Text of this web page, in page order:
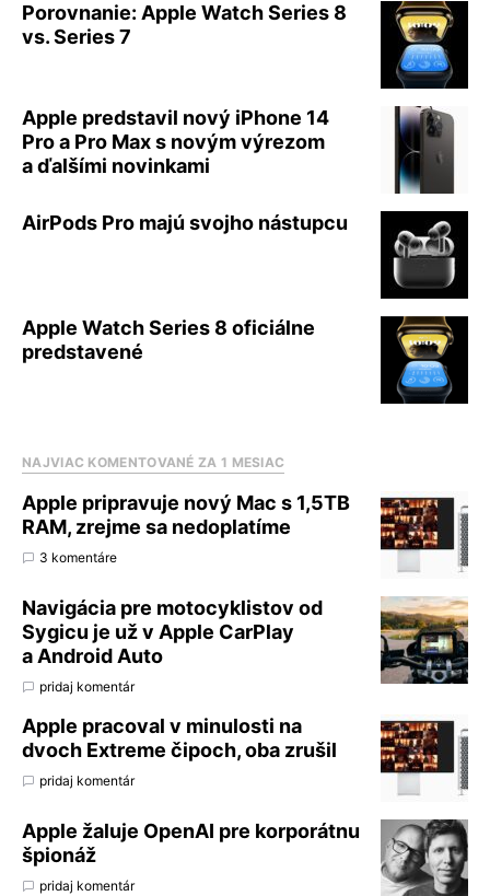
Porovnanie: Apple Watch Series 8
vs. Series 7
Apple predstavil nový iPhone 14
Pro a Pro Max s novým výrezom
a ďalšími novinkami
AirPods Pro majú svojho nástupcu
Apple Watch Series 8 oficiálne
predstavené
NAJVIAC KOMENTOVANÉ ZA 1 MESIAC
Apple pripravuje nový Mac s 1,5TB
RAM, zrejme sa nedoplatíme
3 komentáre
Navigácia pre motocyklistov od
Sygicu je už v Apple CarPlay
a Android Auto
pridaj komentár
Apple pracoval v minulosti na
dvoch Extreme čipoch, oba zrušil
pridaj komentár
Apple žaluje OpenAI pre korporátnu
špionáž
pridaj komentár